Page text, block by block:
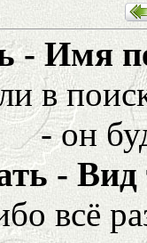
- Имя
в
- он
-
всё